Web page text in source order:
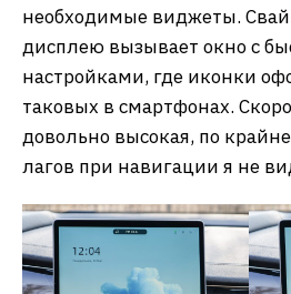
необходимые виджеты.
дисплею вызывает окно с
настройками, где иконки
таковых в смартфонах.
довольно высокая, по
лагов при навигации я не